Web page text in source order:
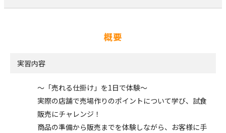
概要
実習内容
～「売れる仕掛け」を1日で体験～
実際の店舗で売場作りのポイントについて学び、試食
販売にチャレンジ！
商品の準備から販売までを体験しながら、お客様に手